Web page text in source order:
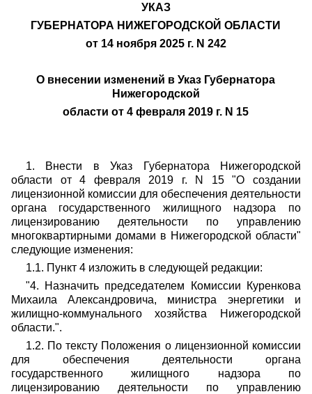
УКАЗ
ГУБЕРНАТОРА НИЖЕГОРОДСКОЙ ОБЛАСТИ
от 14 ноября 2025 г. N 242
О внесении изменений в Указ Губернатора
Нижегородской
области от 4 февраля 2019 г. N 15
1. Внести в Указ Губернатора Нижегородской
области от 4 февраля 2019 г. N 15 "О создании
лицензионной комиссии для обеспечения деятельности
органа государственного жилищного надзора по
лицензированию деятельности по управлению
многоквартирными домами в Нижегородской области"
следующие изменения:
1.1. Пункт 4 изложить в следующей редакции:
"4. Назначить председателем Комиссии Куренкова
Михаила Александровича, министра энергетики и
жилищно-коммунального хозяйства Нижегородской
области.".
1.2. По тексту Положения о лицензионной комиссии
для обеспечения деятельности органа
государственного жилищного надзора по
лицензированию деятельности по управлению